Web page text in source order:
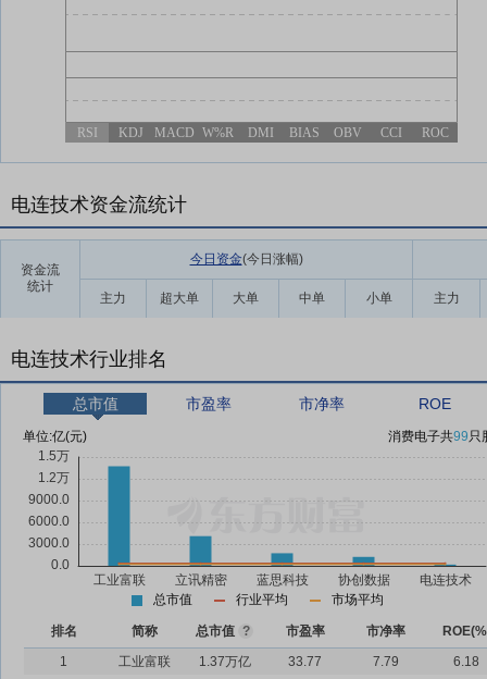
RSI KDJ MACD W%R DMI BIAS OBV CCI ROC
电连技术资金流统计
资金流
统计
今日资金(今日涨幅)
主力 超大单 大单 中单 小单 主力
电连技术行业排名
总市值 市盈率 市净率 ROE
单位:亿(元) 消费电子共99只
总市值 行业平均 市场平均
排名 简称 总市值 ? 市盈率 市净率
1
工业富联 1.37万亿 33.77 7.79
6.18